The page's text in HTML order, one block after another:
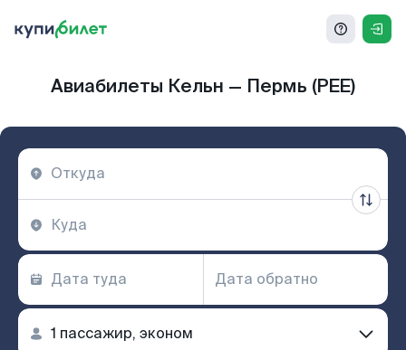
Авиабилеты Кельн — Пермь (PEE)